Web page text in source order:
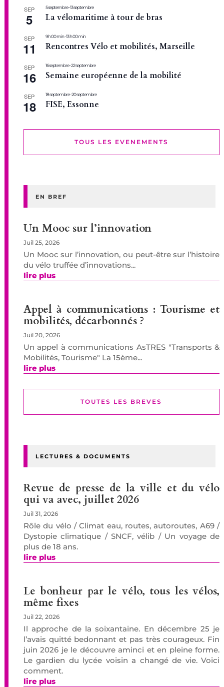
SEP
5
5 septembre-13 septembre
La vélomaritime à tour de bras
SEP
11
9 h 00 min-13 h 00 min
Rencontres Vélo et mobilités, Marseille
SEP
16
16 septembre-22 septembre
Semaine européenne de la mobilité
SEP
18
18 septembre-20 septembre
FISE, Essonne
TOUS LES EVENEMENTS
EN BREF
Un Mooc sur l’innovation
Juil 25, 2026
Un Mooc sur l’innovation, ou peut-être sur l’histoire
du vélo truffée d’innovations...
lire plus
Appel à communications : Tourisme et
mobilités, décarbonnés ?
Juil 20, 2026
Un appel à communications AsTRES "Transports &
Mobilités, Tourisme" La 15ème...
lire plus
TOUTES LES BREVES
LECTURES & DOCUMENTS
Revue de presse de la ville et du vélo
qui va avec, juillet 2026
Juil 31, 2026
Rôle du vélo / Climat eau, routes, autoroutes, A69 /
Dystopie climatique / SNCF, vélib / Un voyage de
plus de 18 ans.
lire plus
Le bonheur par le vélo, tous les vélos,
même fixes
Juil 22, 2026
Il approche de la soixantaine. En décembre 25 je
l’avais quitté bedonnant et pas très courageux. Fin
juin 2026 je le découvre aminci et en pleine forme.
Le gardien du lycée voisin a changé de vie. Voici
comment.
lire plus